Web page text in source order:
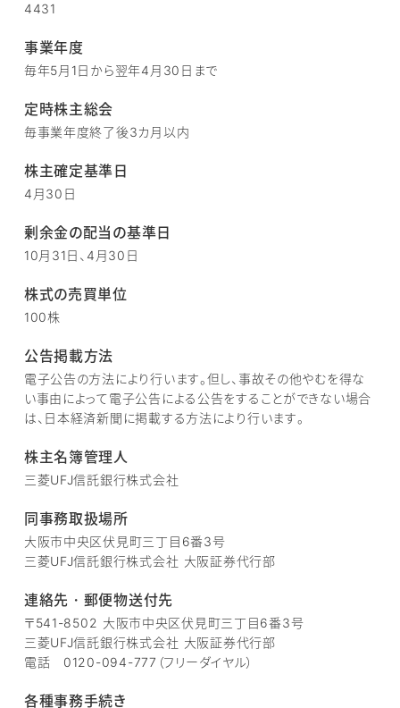
4431
事業年度
毎年5月1日から翌年4月30日まで
定時株主総会
毎事業年度終了後3カ月以内
株主確定基準日
4月30日
剰余金の配当の基準日
10月31日、4月30日
株式の売買単位
100株
公告掲載方法
電子公告の方法により行います。但し、事故その他やむを得な
い事由によって電子公告による公告をすることができない場合
は、日本経済新聞に掲載する方法により行います。
株主名簿管理人
三菱UFJ信託銀行株式会社
同事務取扱場所
大阪市中央区伏見町三丁目6番3号
三菱UFJ信託銀行株式会社 大阪証券代行部
連絡先・郵便物送付先
〒541-8502 大阪市中央区伏見町三丁目6番3号
三菱UFJ信託銀行株式会社 大阪証券代行部
電話 0120-094-777（フリーダイヤル）
各種事務手続き